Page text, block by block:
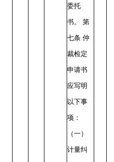
委托
书。 第
七条 仲
裁检定
申请书
应写明
以下事
项：
（一）
计量纠